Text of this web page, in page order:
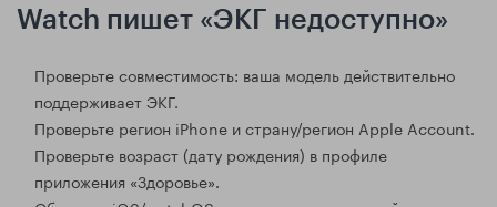
Watch пишет «ЭКГ недоступно»
Проверьте совместимость: ваша модель действительно
поддерживает ЭКГ.
Проверьте регион iPhone и страну/регион Apple Account.
Проверьте возраст (дату рождения) в профиле
приложения «Здоровье».